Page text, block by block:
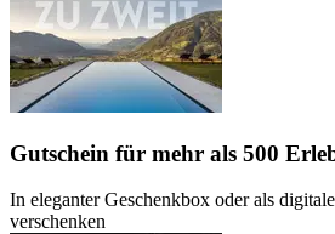
Gutschein für mehr als 500
In eleganter Geschenkbox oder als
verschenken